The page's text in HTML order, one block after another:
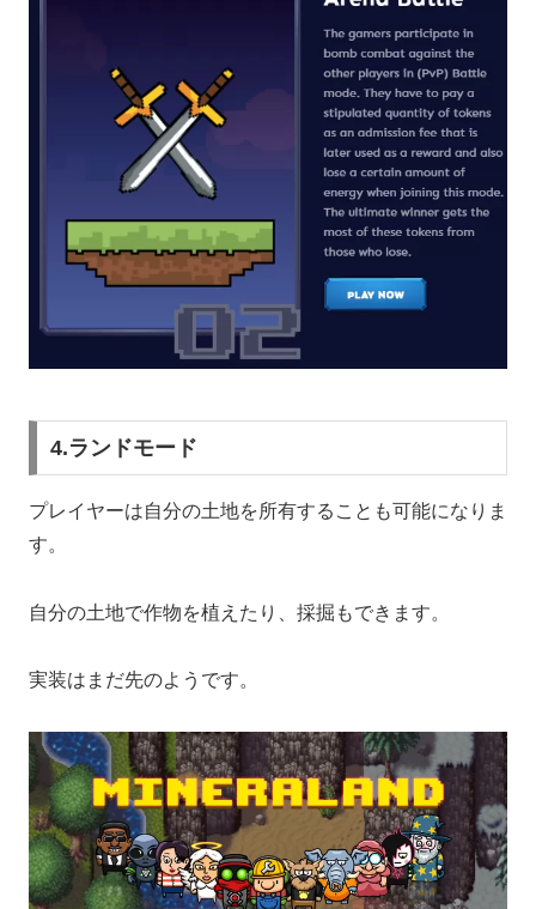
4.ランドモード
プレイヤーは自分の土地を所有することも可能になりま
す。
自分の土地で作物を植えたり、採掘もできます。
実装はまだ先のようです。